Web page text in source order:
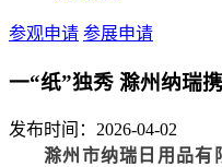
参观申请 参展申请
一“纸”独秀 滁州纳瑞
发布时间：2026-04-02
滁州市纳瑞日用品有